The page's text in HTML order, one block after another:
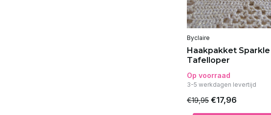
Byclaire
Haakpakket Sparkle
Tafelloper
Op voorraad
3-5 werkdagen levertijd
€19,95 €17,96